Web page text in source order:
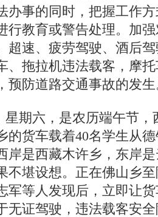
办事的同时，把握工作
行教育或警告处理。加
超速、疲劳驾驶、酒后
、拖拉机违法载客，摩
预防道路交通事故的发
星期六，是农历端午节
的货车载着40名学生从
岸是西藏木许乡，东岸
不堪设想。正在佛山乡
军等人发现后，立即让
无证驾驶，违法载客安